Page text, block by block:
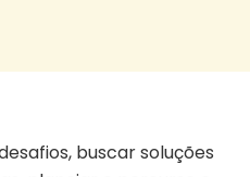
buscar soluções